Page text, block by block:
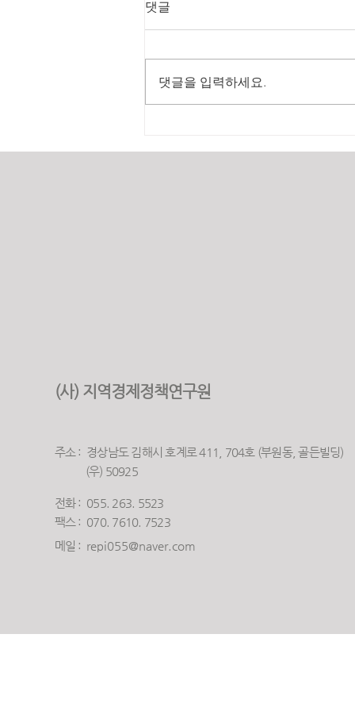
2025년 원가계산 실적
댓글
댓글을 입력하세요.
(사) 지역경제정책연구원
주소 : 경상남도 김해시 호계로 411, 704호 (부원동, 골든빌딩)
(우) 50925
전화 : 055. 263. 5523
​팩스 : 070. 7610. 7523
메일 : repi055@naver.com